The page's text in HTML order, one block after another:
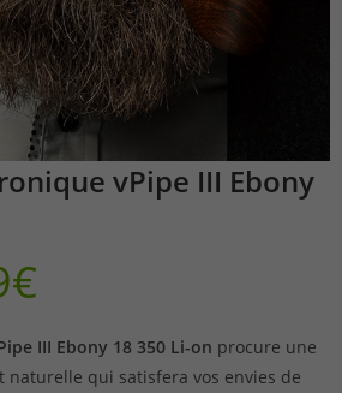
vPipe III Ebony
€
III Ebony 18 350 Li-on procure une
naturelle qui satisfera vos envies de